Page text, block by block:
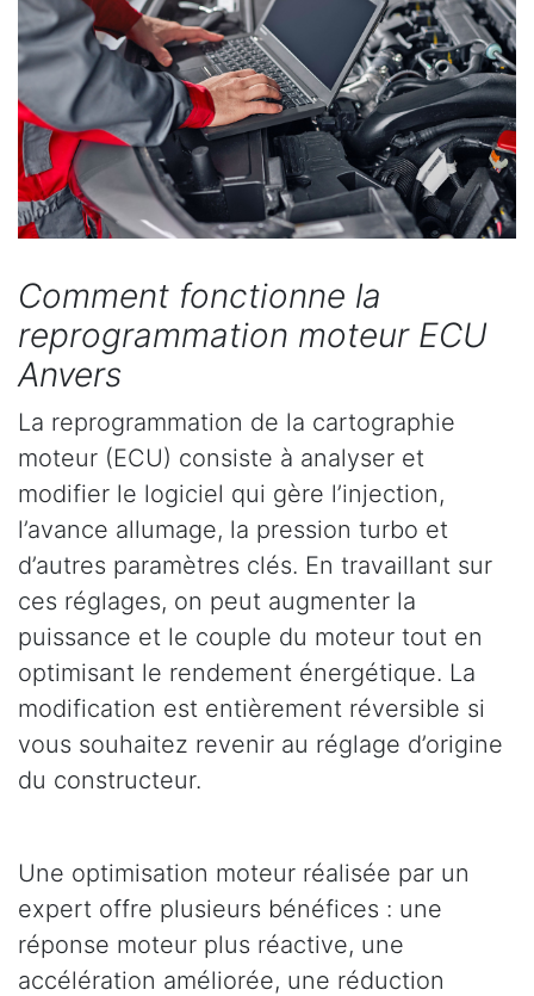
Comment fonctionne la
reprogrammation moteur ECU
Anvers
La reprogrammation de la cartographie
moteur (ECU) consiste à analyser et
modifier le logiciel qui gère l’injection,
l’avance allumage, la pression turbo et
d’autres paramètres clés. En travaillant sur
ces réglages, on peut augmenter la
puissance et le couple du moteur tout en
optimisant le rendement énergétique. La
modification est entièrement réversible si
vous souhaitez revenir au réglage d’origine
du constructeur.
Une optimisation moteur réalisée par un
expert offre plusieurs bénéfices : une
réponse moteur plus réactive, une
accélération améliorée, une réduction